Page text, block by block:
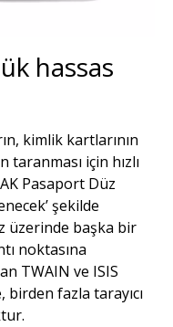
hassas
kimlik kartlarının
için hızlı
Pasaport Düz
şekilde
üzerinde başka bir
noktasına
TWAIN ve ISIS
fazla tarayıcı